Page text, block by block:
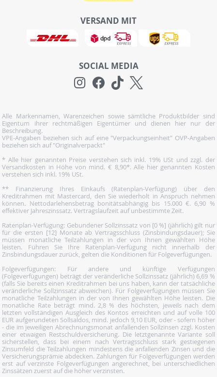
VERSAND MIT
SOCIAL MEDIA
Alle Markennamen, Warenzeichen sowie sämtliche Produktbilder sind
Eigentum ihrer rechtmäßigen Eigentümer und dienen hier nur der
Beschreibung.
VPE-Angaben beziehen sich auf eine "Verpackungseinheit" OVP-Angaben
beziehen sich auf "Originalverpackt"
* Alle hier genannten Preise verstehen sich inkl. 19% USt und zzgl. der
Versandkosten in Höhe von mind. € 8,90*. Alle hier genannten Kosten
verstehen sich inkl. 19% USt.
** Finanzierung Ihres Einkaufs (Ratenplan-Verfügung) über den
Kreditrahmen mit Mastercard, den Sie wiederholt in Anspruch nehmen
können. Nettodarlehensbetrag bonitätsabhängig bis 15.000 €. 6,90 %
effektiver Jahreszinssatz. Vertragslaufzeit auf unbestimmte Zeit.
Ratenplan-Verfügung: Gebundener Sollzinssatz von [0 %] (jährlich) gilt nur
für die ersten [12] Monate ab Vertragsschluss (Zinsbindungsdauer); Sie
müssen monatliche Teilzahlungen in der von Ihnen gewählten Höhe
leisten. Führen Sie Ihre Ratenplan-Verfügung nicht innerhalb der
Zinsbindungsdauer zurück, gelten die Konditionen für Folgeverfügungen.
Folgeverfügungen: Für andere und künftige Verfügungen
(Folgeverfügungen) beträgt der veränderliche Sollzinssatz (jährlich) 6,69 %
(falls Sie bereits einen Kreditrahmen bei uns haben, kann der tatsächliche
veränderliche Sollzinssatz abweichen). Für Folgeverfügungen müssen Sie
monatliche Teilzahlungen in der von Ihnen gewählten Höhe leisten. Die
monatliche Rate beträgt mind. 2,8 % des höchsten, jeweils nach dem
letzten vollständigen Ausgleich des Kontos erreichten und auf volle 100
EUR aufgerundeten Sollsaldos, mind. jedoch 9,10 EUR, oder - sofern höher
- die im jeweiligen Abrechnungsmonat anfallenden Sollzinsen zzgl. Kosten
einer etwaigen Restschuldversicherung. Die letztgenannte Variante soll
sicherstellen, dass bei einem nach Vertragsschluss stark gestiegenen
Zinsumfeld die Teilzahlungen mindestens die anfallenden Zinsen und die
Versicherungsprämie abdecken. Zahlungen für Folgeverfügungen werden
erst auf verzinste Folgeverfügungen angerechnet, bei unterschiedlichen
Zinssätzen zuerst auf die höher verzinsten.